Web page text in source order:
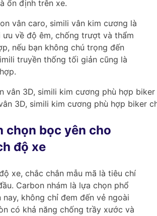
ổn định trên xe.
vân caro, simili vân kim cương là
về độ êm, chống trượt và thẩm
nếu bạn không chú trọng đến
truyền thống tối giản cũng là
3D, simili kim cương phù hợp biker
chọn bọc yên cho
độ xe
xe, chắc chắn mẫu mã là tiêu chí
Carbon nhám là lựa chọn phổ
nay, không chỉ đem đến vẻ ngoài
có khả năng chống trầy xước và